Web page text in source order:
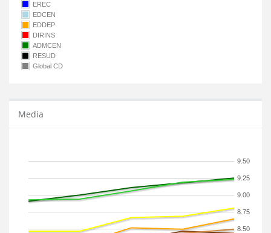
EREC
EDCEN
EDDEP
DIRINS
ADMCEN
RESUD
Global CD
Media
8.50
8.75
9.00
9.25
9.50